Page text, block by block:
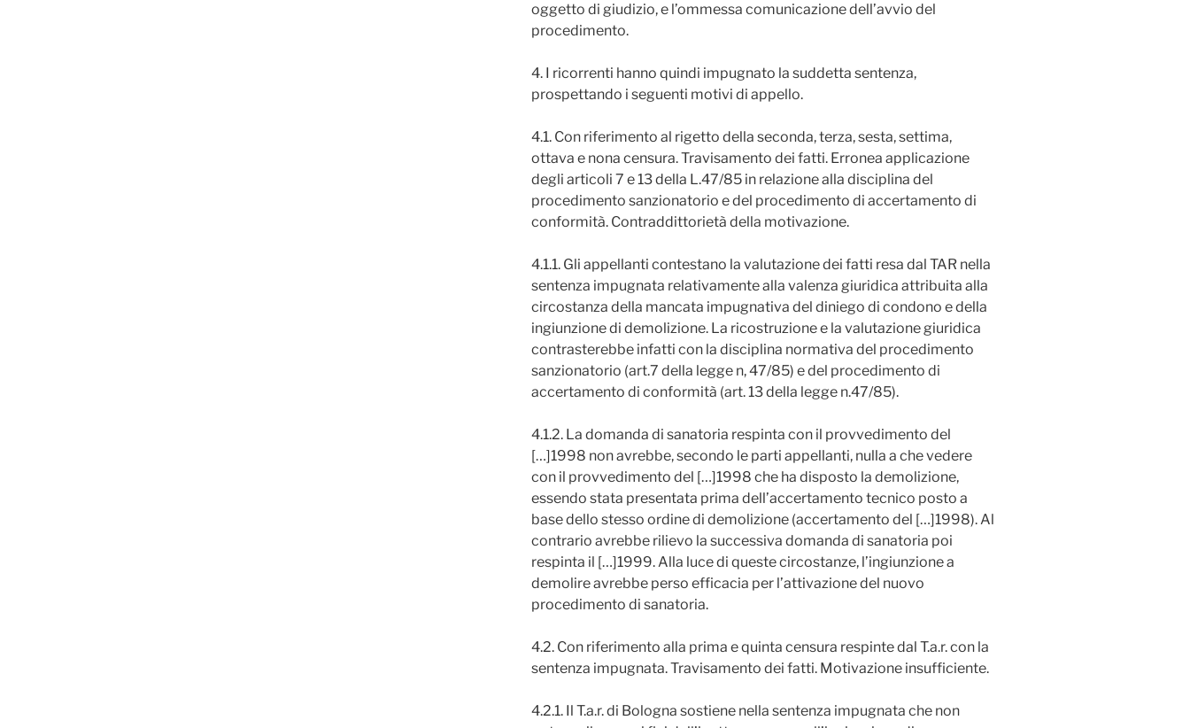
oggetto di giudizio, e l’ommessa comunicazione dell’avvio del
procedimento.
4. I ricorrenti hanno quindi impugnato la suddetta sentenza,
prospettando i seguenti motivi di appello.
4.1. Con riferimento al rigetto della seconda, terza, sesta, settima,
ottava e nona censura. Travisamento dei fatti. Erronea applicazione
degli articoli 7 e 13 della L.47/85 in relazione alla disciplina del
procedimento sanzionatorio e del procedimento di accertamento di
conformità. Contraddittorietà della motivazione.
4.1.1. Gli appellanti contestano la valutazione dei fatti resa dal TAR nella
sentenza impugnata relativamente alla valenza giuridica attribuita alla
circostanza della mancata impugnativa del diniego di condono e della
ingiunzione di demolizione. La ricostruzione e la valutazione giuridica
contrasterebbe infatti con la disciplina normativa del procedimento
sanzionatorio (art.7 della legge n, 47/85) e del procedimento di
accertamento di conformità (art. 13 della legge n.47/85).
4.1.2. La domanda di sanatoria respinta con il provvedimento del
[…]1998 non avrebbe, secondo le parti appellanti, nulla a che vedere
con il provvedimento del […]1998 che ha disposto la demolizione,
essendo stata presentata prima dell’accertamento tecnico posto a
base dello stesso ordine di demolizione (accertamento del […]1998). Al
contrario avrebbe rilievo la successiva domanda di sanatoria poi
respinta il […]1999. Alla luce di queste circostanze, l’ingiunzione a
demolire avrebbe perso efficacia per l’attivazione del nuovo
procedimento di sanatoria.
4.2. Con riferimento alla prima e quinta censura respinte dal T.a.r. con la
sentenza impugnata. Travisamento dei fatti. Motivazione insufficiente.
4.2.1. Il T.a.r. di Bologna sostiene nella sentenza impugnata che non